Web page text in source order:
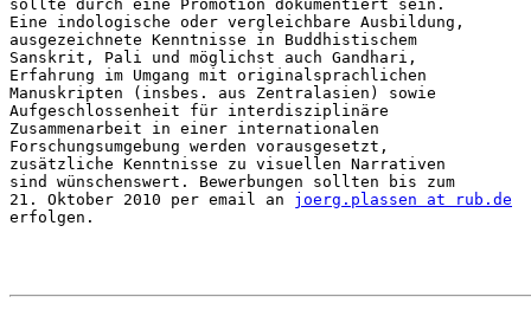
sollte durch eine Promotion dokumentiert sein.
Eine indologische oder vergleichbare Ausbildung,
ausgezeichnete Kenntnisse in Buddhistischem
Sanskrit, Pali und möglichst auch Gandhari,
Erfahrung im Umgang mit originalsprachlichen
Manuskripten (insbes. aus Zentralasien) sowie
Aufgeschlossenheit für interdisziplinäre
Zusammenarbeit in einer internationalen
Forschungsumgebung werden vorausgesetzt,
zusätzliche Kenntnisse zu visuellen Narrativen
sind wünschenswert. Bewerbungen sollten bis zum
21. Oktober 2010 per email an joerg.plassen at rub.de
erfolgen.